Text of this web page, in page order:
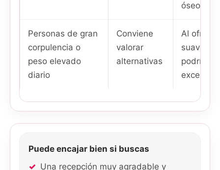
óseos.
Personas de gran
corpulencia o
peso elevado
diario
Conviene
valorar
alternativas
Al
suave,
podrían
excesiva.
Puede encajar bien si buscas
Una recepción muy agradable y